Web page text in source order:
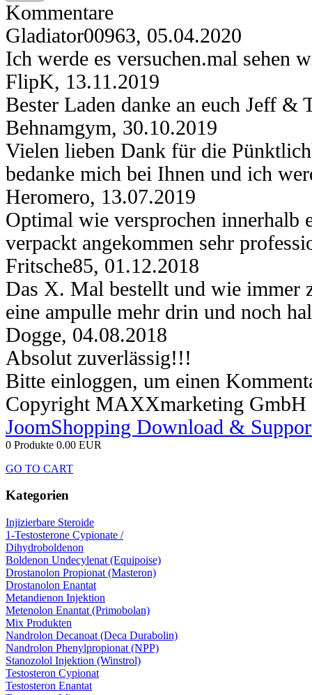
Kommentare
Gladiator00963, 05.04.2020
Ich werde es versuchen.mal sehen
FlipK, 13.11.2019
Bester Laden danke an euch Jeff &
Behnamgym, 30.10.2019
Vielen lieben Dank für die
bedanke mich bei Ihnen und ich
Heromero, 13.07.2019
Optimal wie versprochen innerhalb
verpackt angekommen sehr
Fritsche85, 01.12.2018
Das X. Mal bestellt und wie immer
eine ampulle mehr drin und noch
Dogge, 04.08.2018
Absolut zuverlässig!!!
Bitte einloggen, um einen
Copyright MAXXmarketing GmbH
JoomShopping Download &
0 Produkte 0.00 EUR
GO TO CART
Kategorien
Injizierbare Steroide
1-Testosterone Cypionate /
Dihydroboldenon
Boldenon Undecylenat (Equipoise)
Drostanolon Propionat (Masteron)
Drostanolon Enantat
Metandienon Injektion
Metenolon Enantat (Primobolan)
Mix Produkten
Nandrolon Decanoat (Deca Durabolin)
Nandrolon Phenylpropionat (NPP)
Stanozolol Injektion (Winstrol)
Testosteron Cypionat
Testosteron Enantat